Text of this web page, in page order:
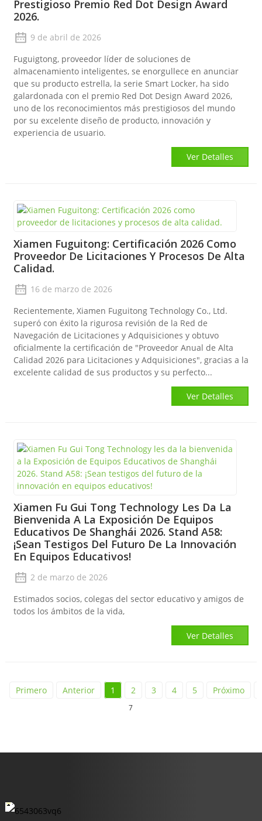
Prestigioso Premio Red Dot Design Award
2026.
9 de abril de 2026
Fuguigtong, proveedor líder de soluciones de
almacenamiento inteligentes, se enorgullece en anunciar
que su producto estrella, la serie Smart Locker, ha sido
galardonada con el premio Red Dot Design Award 2026,
uno de los reconocimientos más prestigiosos del mundo
por su excelente diseño de producto, innovación y
experiencia de usuario.
Ver Detalles
Xiamen Fuguitong: Certificación 2026 Como
Proveedor De Licitaciones Y Procesos De Alta
Calidad.
16 de marzo de 2026
Recientemente, Xiamen Fuguitong Technology Co., Ltd.
superó con éxito la rigurosa revisión de la Red de
Navegación de Licitaciones y Adquisiciones y obtuvo
oficialmente la certificación de "Proveedor Anual de Alta
Calidad 2026 para Licitaciones y Adquisiciones", gracias a la
excelente calidad de sus productos y su perfecto...
Ver Detalles
Xiamen Fu Gui Tong Technology Les Da La
Bienvenida A La Exposición De Equipos
Educativos De Shanghái 2026. Stand A58:
¡Sean Testigos Del Futuro De La Innovación
En Equipos Educativos!
2 de marzo de 2026
Estimados socios, colegas del sector educativo y amigos de
todos los ámbitos de la vida,
Ver Detalles
Primero Anterior 1 2 3 4 5 Próximo
7